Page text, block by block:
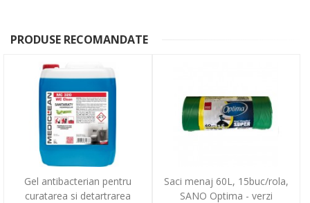
PRODUSE RECOMANDATE
Gel antibacterian pentru
curatarea si detartrarea
Saci menaj 60L, 15buc/rola,
SANO Optima - verzi